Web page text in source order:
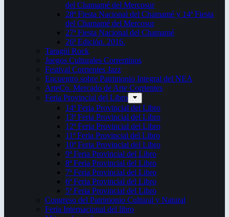
del Chamamé del Mercosur
28ª Fiesta Nacional del Chamamé y 14ª Fiesta
del Chamamé del Mercosur
27ª Fiesta Nacional del Chamamé
26ª Edición. 2016.
Taragüi Rock
Juegos Culturales Correntinos
Festival Corrientes Jazz
Encuentro sobre Patrimonio Integral del NEA
ArteCo. Mercado de Arte Corrientes
Feria Provincial del Libro
14ª Feria Provincial del Libro
13ª Feria Provincial del Libro
12ª Feria Provincial del Libro
11ª Feria Provincial del Libro
10ª Feria Provincial del Libro
9ª Feria Provincial del Libro
8ª Feria Provincial del Libro
7ª Feria Provincial del Libro
6ª Feria Provincial del Libro
5ª Feria Provincial del Libro
Congreso del Patrimonio Cultural y Natural
Feria Internacional del libro